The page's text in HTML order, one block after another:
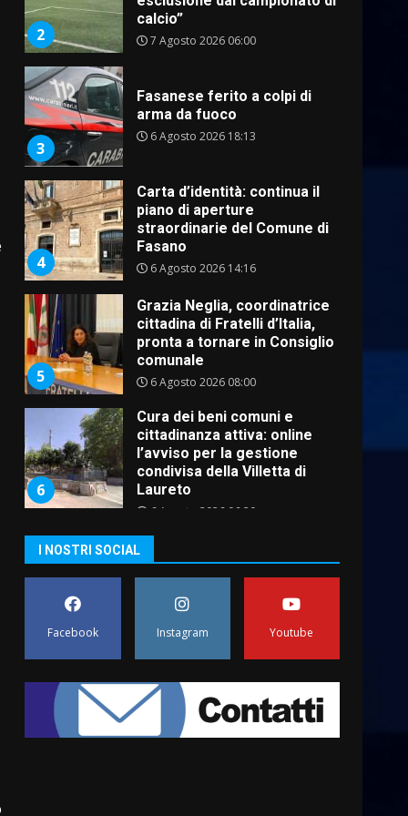
2 7 Agosto 2026 06:00
3
arma da fuoco
6 Agosto 2026 18:13
4
piano di aperture
straordinarie del Comune di
Fasano
6 Agosto 2026 14:16
5
Grazia Neglia, coordinatrice
cittadina di Fratelli d’Italia,
pronta a tornare in Consiglio
comunale
6 Agosto 2026 08:00
6
Cura dei beni comuni e
cittadinanza attiva: online
l’avviso per la gestione
condivisa della Villetta di
Laureto
6 Agosto 2026 06:20
7
prima assoluta de “L’Albergo
Belvedere. Il rapimento”
6 Agosto 2026 06:15
Rivoluzione”: nuovo
appuntamento con “Fasano in
7 Agosto 2026 06:05
US Fasano, Scianaro:
I NOSTRI SOCIAL
Facebook Instagram Youtube